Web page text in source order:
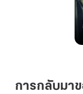
การกลับมา